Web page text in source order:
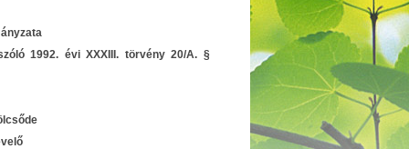
1992. évi XXXIII. törvény 20/A. §